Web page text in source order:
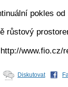
pokles
růstový
www.fio.cz/
Diskutovat